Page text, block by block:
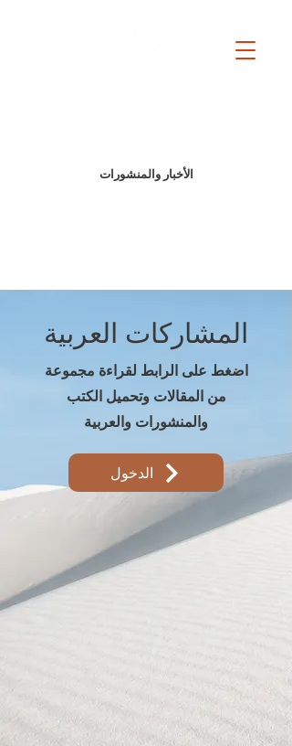
الأخبار والمنشورات
المشاركات العربية
اضغط على الرابط لقراءة مجموعة
من المقالات وتحميل الكتب
والمنشورات والعربية
الدخول